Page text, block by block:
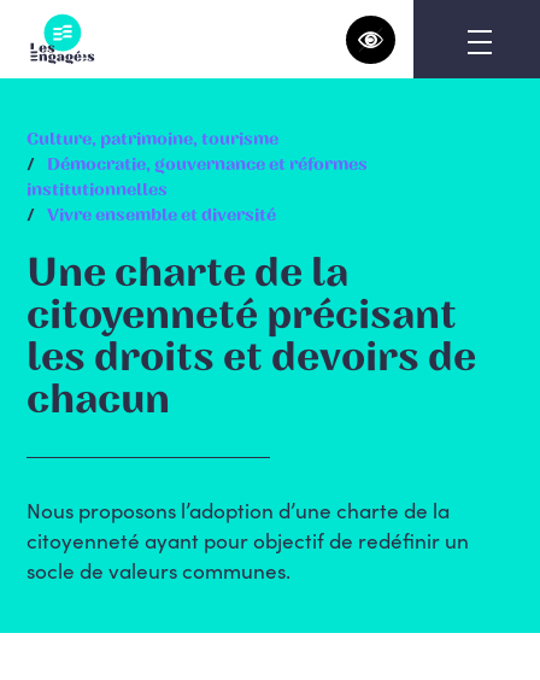
content
Culture, patrimoine, tourisme
Démocratie, gouvernance et réformes
institutionnelles
Vivre ensemble et diversité
Une charte de la
citoyenneté précisant
les droits et devoirs de
chacun
Nous proposons l’adoption d’une charte de la
citoyenneté ayant pour objectif de redéfinir un
socle de valeurs communes.